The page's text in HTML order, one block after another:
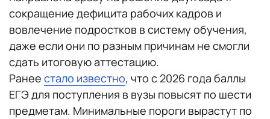
сокращение дефицита рабочих кадров и
вовлечение подростков в систему обучения,
даже если они по разным причинам не смогли
сдать итоговую аттестацию.
Ранее стало известно, что с 2026 года баллы
ЕГЭ для поступления в вузы повысят по шести
предметам. Минимальные пороги вырастут по